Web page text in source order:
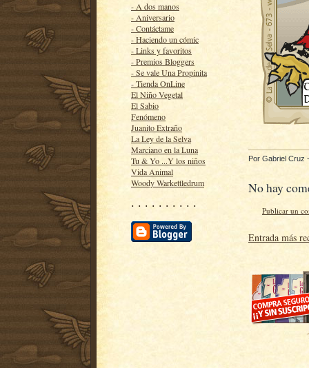
- A dos manos
- Aniversario
- Contáctame
- Haciendo un cómic
- Links y favoritos
- Premios Bloggers
- Se vale Una Propinita
- Tienda OnLine
El Niño Vegetal
El Sabio
Fenómeno
Juanito Extraño
La Ley de la Selva
Marciano en la Luna
Tu & Yo ...Y los niños
Vida Animal
Woody Warkettledrum
· · · · · · · · · ·
Por Gabriel Cruz
No hay
Publicar un
Entrada más